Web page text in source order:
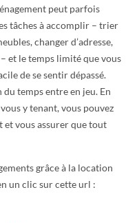
peut parfois
tâches à accomplir – trier
changer d’adresse,
et le temps limité que vous
de se sentir dépassé.
du temps entre en jeu. En
y tenant, vous pouvez
et vous assurer que tout
grâce à la location
un clic sur cette url :